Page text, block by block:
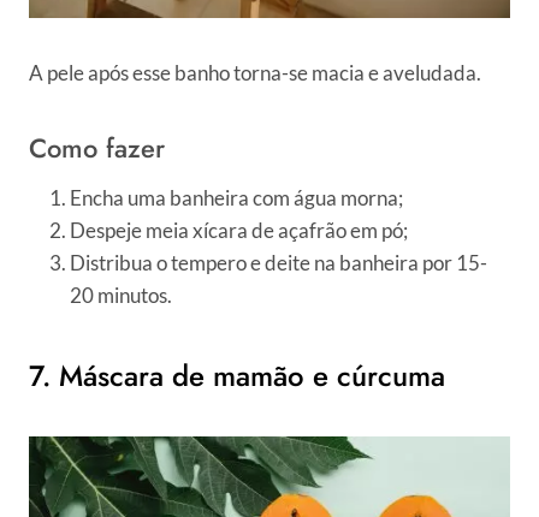
A pele após esse banho torna-se macia e aveludada.
Como fazer
Encha uma banheira com água morna;
Despeje meia xícara de açafrão em pó;
Distribua o tempero e deite na banheira por 15-
20 minutos.
7. Máscara de mamão e cúrcuma